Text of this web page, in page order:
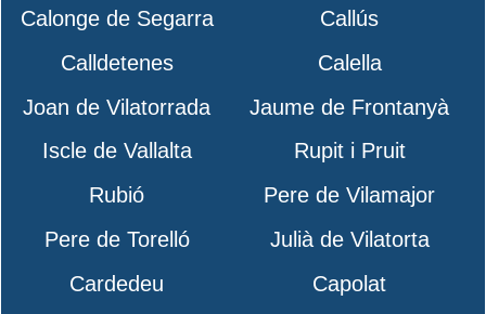
Calonge de Segarra
Callús
Calldetenes
Calella
Joan de Vilatorrada
Jaume de Frontanyà
Iscle de Vallalta
Rupit i Pruit
Rubió
Pere de Vilamajor
Pere de Torelló
Julià de Vilatorta
Cardedeu
Capolat